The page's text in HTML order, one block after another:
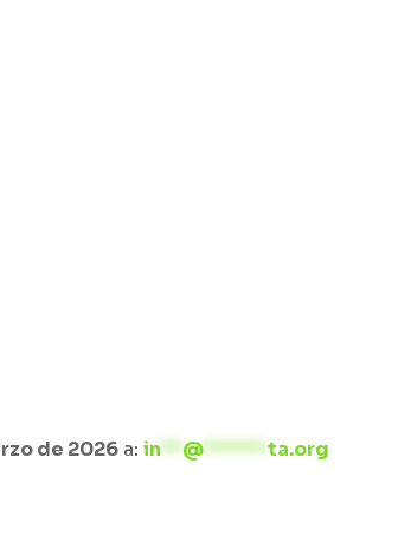
de 2026 a:in**@******ta.org